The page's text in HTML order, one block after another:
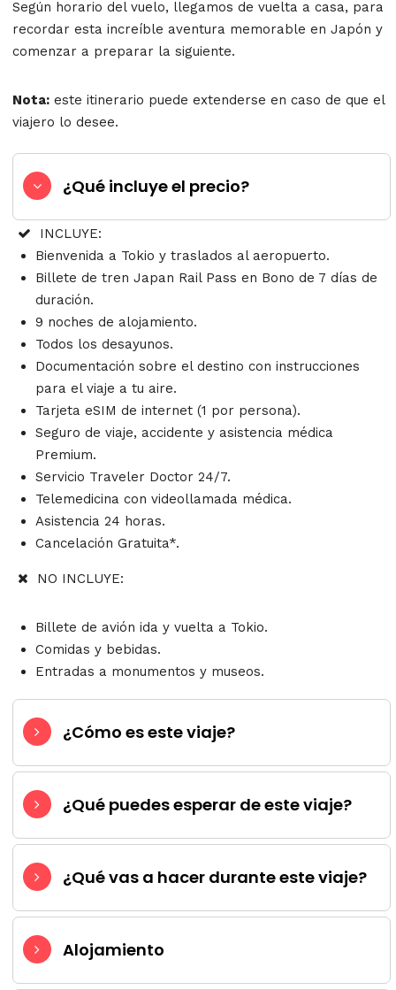
Según horario del vuelo, llegamos de vuelta a casa, para
recordar esta increíble aventura memorable en Japón y
comenzar a preparar la siguiente.
Nota: este itinerario puede extenderse en caso de que el
viajero lo desee.
¿Qué incluye el precio?
INCLUYE:
Bienvenida a Tokio y traslados al aeropuerto.
Billete de tren Japan Rail Pass en Bono de 7 días de
duración.
9 noches de alojamiento.
Todos los desayunos.
Documentación sobre el destino con instrucciones
para el viaje a tu aire.
Tarjeta eSIM de internet (1 por persona).
Seguro de viaje, accidente y asistencia médica
Premium.
Servicio Traveler Doctor 24/7.
Telemedicina con videollamada médica.
Asistencia 24 horas.
Cancelación Gratuita*.
NO INCLUYE:
Billete de avión ida y vuelta a Tokio.
Comidas y bebidas.
Entradas a monumentos y museos.
¿Cómo es este viaje?
¿Qué puedes esperar de este viaje?
¿Qué vas a hacer durante este viaje?
Alojamiento